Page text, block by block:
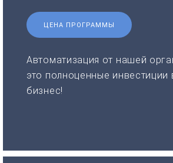
ЦЕНА ПРОГРАММЫ
Автоматизация от нашей
это полноценные инвестиции
бизнес!